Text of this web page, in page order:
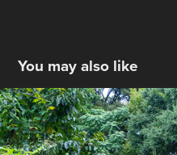
You may also like
旧国鉄倉吉線廃線跡
2023